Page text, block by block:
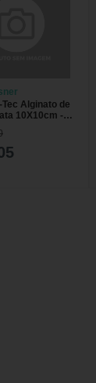
Alginato de
10X10cm -